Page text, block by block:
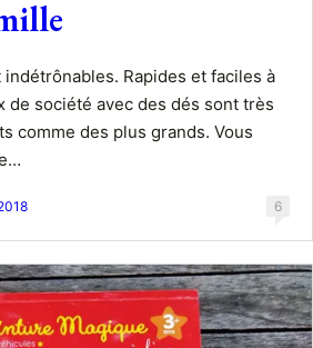
Rapides et faciles à
de société avec des dés sont très
comme des plus grands. Vous
6